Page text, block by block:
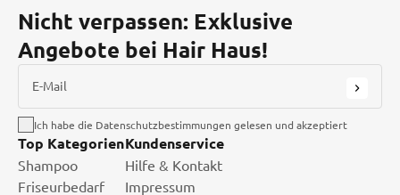
Nicht verpassen: Exklusive
Angebote bei Hair Haus!
E-Mail
Ich habe die Datenschutzbestimmungen gelesen und akzeptiert
Top Kategorien
Shampoo
Friseurbedarf
Kundenservice
Hilfe & Kontakt
Impressum